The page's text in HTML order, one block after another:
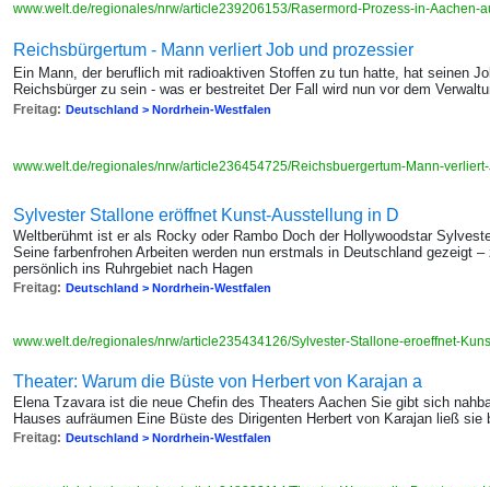
www.welt.de/regionales/nrw/article239206153/Rasermord-Prozess-in-Aachen-
Reichsbürgertum - Mann verliert Job und prozessier
Ein Mann, der beruflich mit radioaktiven Stoffen zu tun hatte, hat seinen
Reichsbürger zu sein - was er bestreitet Der Fall wird nun vor dem
Freitag: Deutschland > Nordrhein-Westfalen
www.welt.de/regionales/nrw/article236454725/Reichsbuergertum-Mann-
Sylvester Stallone eröffnet Kunst-Ausstellung in D
Weltberühmt ist er als Rocky oder Rambo Doch der Hollywoodstar
Seine farbenfrohen Arbeiten werden nun erstmals in Deutschland gezeigt
persönlich ins Ruhrgebiet nach Hagen
Freitag: Deutschland > Nordrhein-Westfalen
www.welt.de/regionales/nrw/article235434126/Sylvester-Stallone-eroeffnet-
Theater: Warum die Büste von Herbert von Karajan a
Elena Tzavara ist die neue Chefin des Theaters Aachen Sie gibt sich
Hauses aufräumen Eine Büste des Dirigenten Herbert von Karajan ließ sie
Freitag: Deutschland > Nordrhein-Westfalen